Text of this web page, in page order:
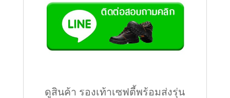
ดูสินค้า รองเท้าเซฟตี้พร้อมส่งรุ่น